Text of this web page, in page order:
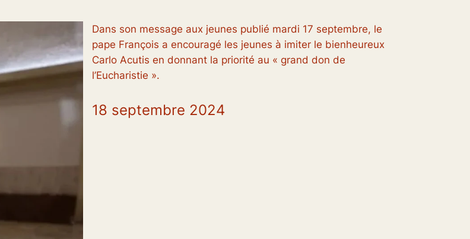
Dans son message aux jeunes publié mardi 17 septembre, le
pape François a encouragé les jeunes à imiter le bienheureux
Carlo Acutis en donnant la priorité au « grand don de
l’Eucharistie ».
18 septembre 2024